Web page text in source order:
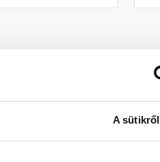
A sütikről